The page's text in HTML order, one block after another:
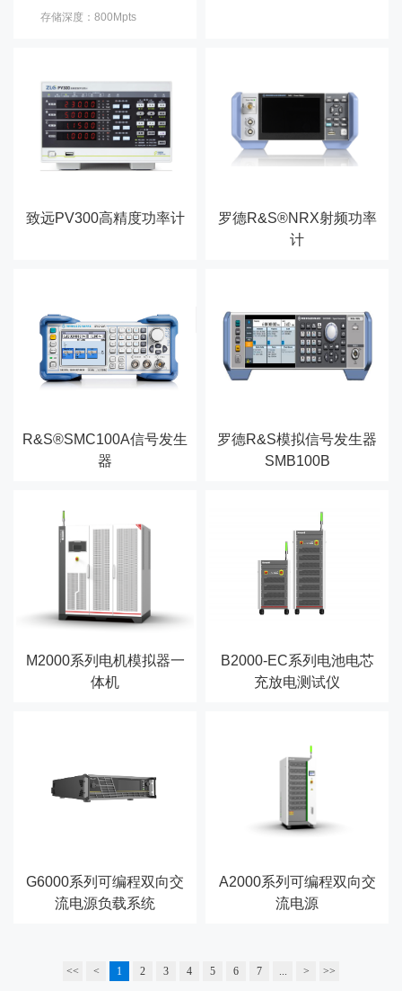
存储深度：800Mpts
致远PV300高精度功率计
罗德R&S®NRX射频功率
计
R&S®SMC100A信号发生
器
罗德R&S模拟信号发生器
SMB100B
M2000系列电机模拟器一
体机
B2000-EC系列电池电芯
充放电测试仪
G6000系列可编程双向交
流电源负载系统
A2000系列可编程双向交
流电源
<< < 1 2 3 4 5 6 7 ... > >>